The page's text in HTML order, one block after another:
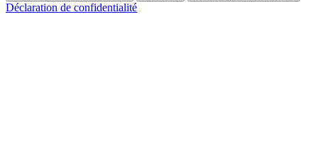
Déclaration de confidentialité